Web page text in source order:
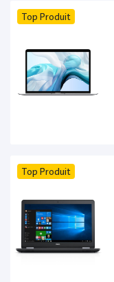
Top Produit
Top Produit